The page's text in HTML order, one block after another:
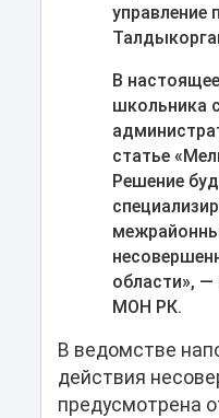
управление
В
школьника
статье
Решение
области»,
МОН РК.
В ведомстве
действия
предусмотрена